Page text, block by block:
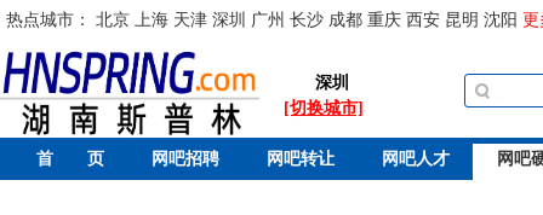
热点城市： 北京 上海 天津 深圳 广州 长沙 成都 重庆 西安 昆明 沈阳 更
深圳
[切换城市]
首 页 网吧招聘 网吧转让 网吧人才 网吧